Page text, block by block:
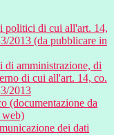
politici di cui all'art. 14,
2013 (da pubblicare in
amministrazione, di
di cui all'art. 14, co.
2013
(documentazione da
web)
dei dati